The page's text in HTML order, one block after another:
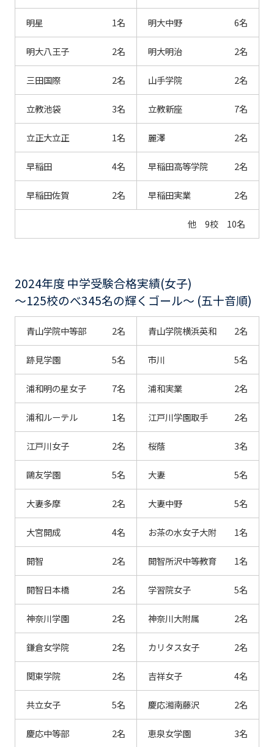
明星 1名 明大中野 6名
明大八王子 2名 明大明治 2名
三田国際 2名 山手学院 2名
立教池袋 3名 立教新座 7名
立正大立正 1名 麗澤 2名
早稲田 4名 早稲田高等学院 2名
早稲田佐賀 2名 早稲田実業 2名
他 9校 10名
2024年度 中学受験合格実績(女子)
～125校のべ345名の輝くゴール～ (五十音順)
青山学院中等部 2名 青山学院横浜英和 2名
跡見学園 5名 市川 5名
浦和明の星女子 7名 浦和実業 2名
浦和ルーテル 1名 江戸川学園取手 2名
江戸川女子 2名 桜蔭 3名
鷗友学園 5名 大妻 5名
大妻多摩 2名 大妻中野 5名
大宮開成 4名 お茶の水女子大附 1名
開智 2名 開智所沢中等教育 1名
開智日本橋 2名 学習院女子 5名
神奈川学園 2名 神奈川大附属 2名
鎌倉女学院 2名 カリタス女子 2名
関東学院 2名 吉祥女子 4名
共立女子 5名 慶応湘南藤沢 2名
慶応中等部 2名 恵泉女学園 3名